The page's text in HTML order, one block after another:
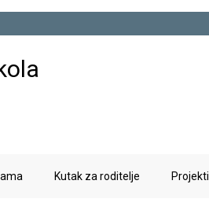
glavni
Kutak za roditelje Projekti